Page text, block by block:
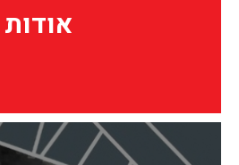
אודות
אודות